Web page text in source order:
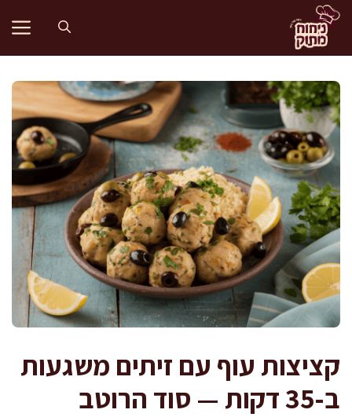
לדלג
לתוכן
קציצות עוף עם זיתים משגעות
ב-35 דקות — סוד הרוטב